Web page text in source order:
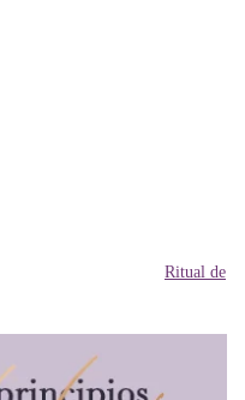
Ritual de